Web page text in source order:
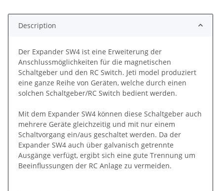
Description
Der Expander SW4 ist eine Erweiterung der
Anschlussmöglichkeiten für die magnetischen
Schaltgeber und den RC Switch. Jeti model produziert
eine ganze Reihe von Geräten, welche durch einen
solchen Schaltgeber/RC Switch bedient werden.
Mit dem Expander SW4 können diese Schaltgeber auch
mehrere Geräte gleichzeitig und mit nur einem
Schaltvorgang ein/aus geschaltet werden. Da der
Expander SW4 auch über galvanisch getrennte
Ausgänge verfügt, ergibt sich eine gute Trennung um
Beeinflussungen der RC Anlage zu vermeiden.